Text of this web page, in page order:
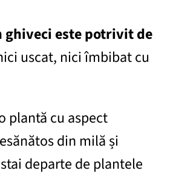
ghiveci este potrivit de
uscat, nici îmbibat cu
plantă cu aspect
din milă și
departe de plantele